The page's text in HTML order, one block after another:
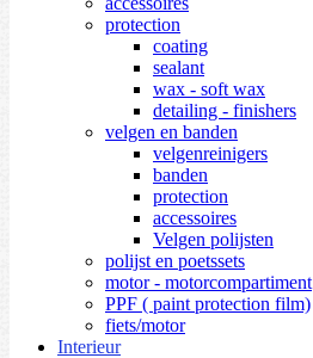
protection
coating
sealant
wax - soft wax
detailing - finishers
velgen en banden
velgenreinigers
banden
protection
accessoires
Velgen polijsten
polijst en poetssets
motor - motorcompartiment
PPF ( paint protection film)
fiets/motor
Interieur